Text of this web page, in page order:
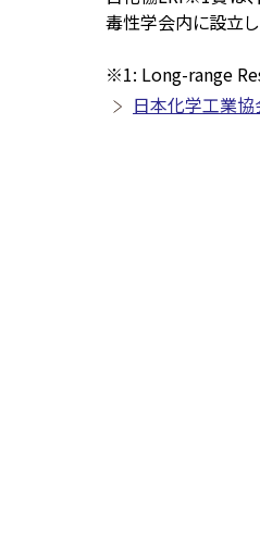
毒性学会内に設立し
※1: Long-range
日本化学工業協